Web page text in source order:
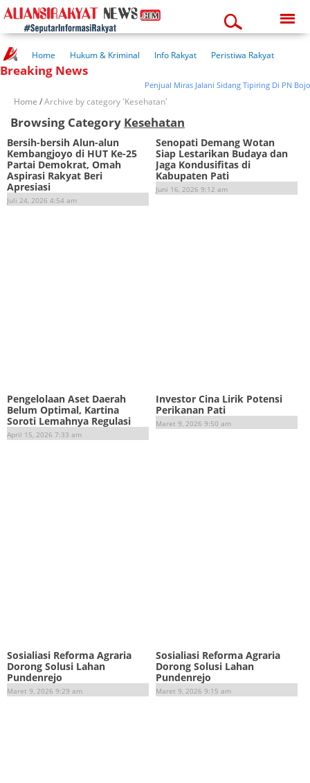
04:06:01 pm
Home Hukum & Kriminal Info Rakyat
Peristiwa Rakyat
Kuliner Rakyat
Wisata Rakyat
Breaking News
Penjual Miras Jalani Sidang Tipiring Di PN
Home /Archive by category 'Kesehatan'
Browsing Category Kesehatan
Bersih-bersih Alun-alun
Kembangjoyo di HUT Ke-25
Partai Demokrat, Omah
Aspirasi Rakyat Beri
Apresiasi
Juli 24, 2026 4:54 am
Senopati Demang Wotan
Siap Lestarikan Budaya dan
Jaga Kondusifitas di
Kabupaten Pati
Juni 16, 2026 9:12 am
Pengelolaan Aset Daerah
Belum Optimal, Kartina
Soroti Lemahnya Regulasi
April 15, 2026 7:33 am
Investor Cina Lirik Potensi
Perikanan Pati
Maret 9, 2026 9:50 am
Sosialiasi Reforma Agraria
Dorong Solusi Lahan
Pundenrejo
Maret 9, 2026 9:29 am
Sosialiasi Reforma Agraria
Dorong Solusi Lahan
Pundenrejo
Maret 9, 2026 9:15 am